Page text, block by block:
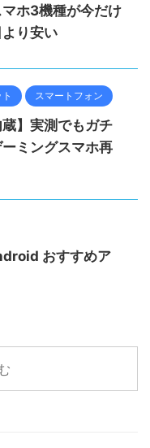
ホ3機種が今だけ
り安い
スマートフォン
蔵】実測でもガチ
ミングスマホ再
おすすめア